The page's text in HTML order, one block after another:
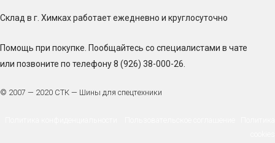
Склад в г. Химках работает ежедневно и круглосуточно
Помощь при покупке. Пообщайтесь со специалистами в чате
или позвоните по телефону 8 (926) 38-000-26.
© 2007 — 2020 СТК — Шины для спецтехники